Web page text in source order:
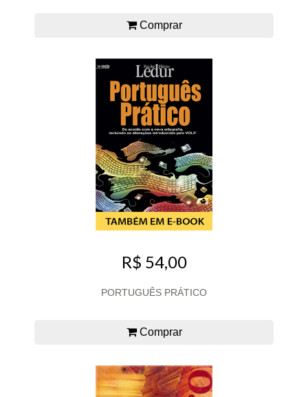
Comprar
R$ 54,00
PORTUGUÊS PRÁTICO
Comprar